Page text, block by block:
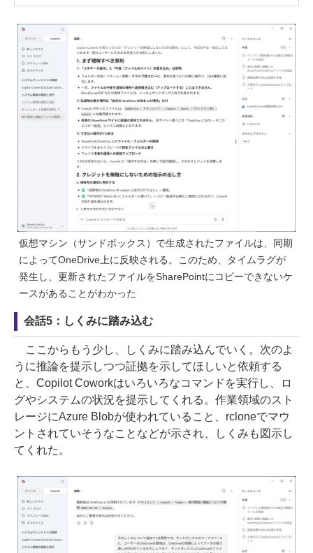
仮想マシン（サンドボックス）で生成されたファイルは、同期
によってOneDrive上に反映される。このため、タイムラグが
発生し、更新されたファイルをSharePointにコピーできないケ
ースがあることがわかった
会話5：しくみに踏み込む
ここからもう少し、しくみに踏み込んでいく。次のよ
うに推論を提示しつつ証拠を示してほしいと依頼する
と、Copilot Coworkはいろいろなコマンドを実行し、ロ
グやシステムの状況を提示してくれる。作業領域のスト
レージにAzure Blobが使われていること、rcloneでマウ
ントされていそうなことなどが示され、しくみも図示し
てくれた。